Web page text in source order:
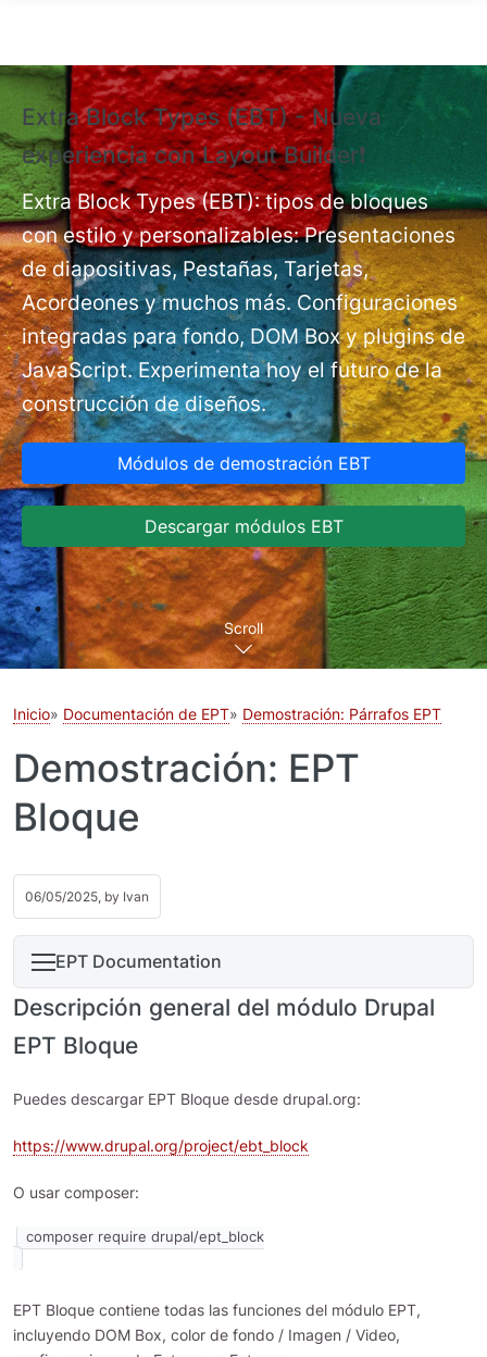
Extra Block Types (EBT) - Nueva
experiencia con Layout Builder❗
Extra Block Types (EBT): tipos de bloques
con estilo y personalizables: Presentaciones
de diapositivas, Pestañas, Tarjetas,
Acordeones y muchos más. Configuraciones
integradas para fondo, DOM Box y plugins de
JavaScript. Experimenta hoy el futuro de la
construcción de diseños.
Módulos de demostración EBT
Descargar módulos EBT
Scroll
Inicio Documentación de EPT Demostración: Párrafos EPT
Demostración: EPT
Bloque
06/05/2025, by Ivan
EPT Documentation
Descripción general del módulo Drupal
EPT Bloque
Puedes descargar EPT Bloque desde drupal.org:
https://www.drupal.org/project/ebt_block
O usar composer:
EPT Bloque contiene todas las funciones del módulo EPT,
incluyendo DOM Box, color de fondo / Imagen / Video,